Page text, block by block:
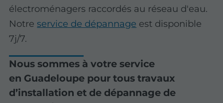
électroménagers raccordés au réseau d'eau.
Notreservice de dépannage est disponible
7j/7.
Nous sommes à votre service
en Guadeloupe pour tous travaux
d’installation et de dépannage de